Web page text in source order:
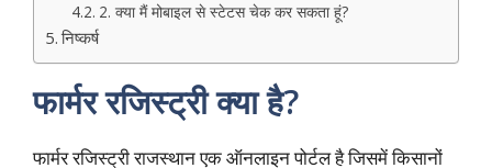
2. क्या मैं मोबाइल से स्टेटस चेक कर सकता हूं?
निष्कर्ष
फार्मर रजिस्ट्री क्या है?
फार्मर रजिस्ट्री राजस्थान एक ऑनलाइन पोर्टल है जिसमें किसानों